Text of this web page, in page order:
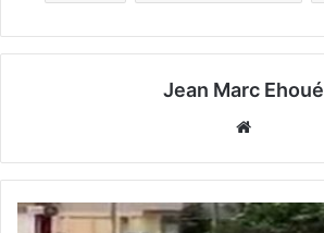
Jean Marc Ehoué